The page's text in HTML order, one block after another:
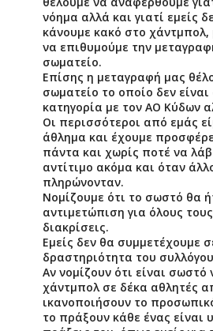
νόημα αλλά και γιατί εμείς
κάνουμε κακό στο
να επιθυμούμε την
σωματείο.
Επίσης η μεταγραφή μας
σωματείο το οποίο δεν είναι
κατηγορία με τον ΑΟ Κύδων
Οι περισσότεροι από εμάς
άθλημα και έχουμε
πάντα και χωρίς ποτέ να
αντίτιμο ακόμα και όταν
πληρώνονταν.
Νομίζουμε ότι το σωστό θα
αντιμετώπιση για όλους
διακρίσεις.
Εμείς δεν θα συμμετέχουμε
δραστηριότητα του
Αν νομίζουν ότι είναι
χάντμπολ σε δέκα αθλητές
ικανοποιήσουν το
το πράξουν κάθε ένας είναι